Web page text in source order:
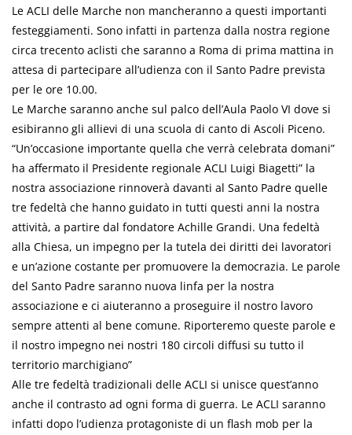
Le ACLI delle Marche non mancheranno a questi importanti
festeggiamenti. Sono infatti in partenza dalla nostra regione
circa trecento aclisti che saranno a Roma di prima mattina in
attesa di partecipare all’udienza con il Santo Padre prevista
per le ore 10.00.
Le Marche saranno anche sul palco dell’Aula Paolo VI dove si
esibiranno gli allievi di una scuola di canto di Ascoli Piceno.
“Un’occasione importante quella che verrà celebrata domani”
ha affermato il Presidente regionale ACLI Luigi Biagetti” la
nostra associazione rinnoverà davanti al Santo Padre quelle
tre fedeltà che hanno guidato in tutti questi anni la nostra
attività, a partire dal fondatore Achille Grandi. Una fedeltà
alla Chiesa, un impegno per la tutela dei diritti dei lavoratori
e un’azione costante per promuovere la democrazia. Le parole
del Santo Padre saranno nuova linfa per la nostra
associazione e ci aiuteranno a proseguire il nostro lavoro
sempre attenti al bene comune. Riporteremo queste parole e
il nostro impegno nei nostri 180 circoli diffusi su tutto il
territorio marchigiano”
Alle tre fedeltà tradizionali delle ACLI si unisce quest’anno
anche il contrasto ad ogni forma di guerra. Le ACLI saranno
infatti dopo l’udienza protagoniste di un flash mob per la